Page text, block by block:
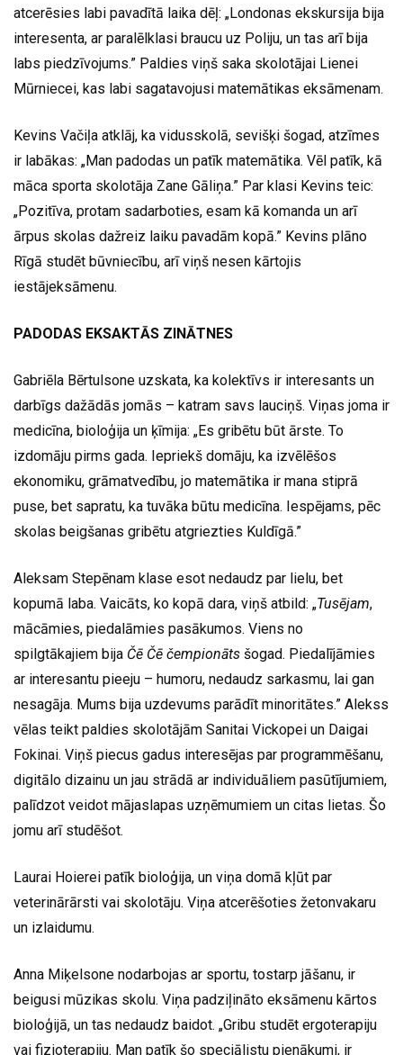
atcerēsies labi pavadītā laika dēļ: „Londonas ekskursija bija
interesenta, ar paralēlklasi braucu uz Poliju, un tas arī bija
labs piedzīvojums.” Paldies viņš saka skolotājai Lienei
Mūrniecei, kas labi sagatavojusi matemātikas eksāmenam.
Kevins Vačiļa atklāj, ka vidusskolā, sevišķi šogad, atzīmes
ir labākas: „Man padodas un patīk matemātika. Vēl patīk, kā
māca sporta skolotāja Zane Gāliņa.” Par klasi Kevins teic:
„Pozitīva, protam sadarboties, esam kā komanda un arī
ārpus skolas dažreiz laiku pavadām kopā.” Kevins plāno
Rīgā studēt būvniecību, arī viņš nesen kārtojis
iestājeksāmenu.
PADODAS EKSAKTĀS ZINĀTNES
Gabriēla Bērtulsone uzskata, ka kolektīvs ir interesants un
darbīgs dažādās jomās – katram savs lauciņš. Viņas joma ir
medicīna, bioloģija un ķīmija: „Es gribētu būt ārste. To
izdomāju pirms gada. Iepriekš domāju, ka izvēlēšos
ekonomiku, grāmatvedību, jo matemātika ir mana stiprā
puse, bet sapratu, ka tuvāka būtu medicīna. Iespējams, pēc
skolas beigšanas gribētu atgriezties Kuldīgā.”
Aleksam Stepēnam klase esot nedaudz par lielu, bet
kopumā laba. Vaicāts, ko kopā dara, viņš atbild: „Tusējam,
mācāmies, piedalāmies pasākumos. Viens no
spilgtākajiem bija Čē Čē čempionāts šogad. Piedalījāmies
ar interesantu pieeju – humoru, nedaudz sarkasmu, lai gan
nesagāja. Mums bija uzdevums parādīt minoritātes.” Alekss
vēlas teikt paldies skolotājām Sanitai Vickopei un Daigai
Fokinai. Viņš piecus gadus interesējas par programmēšanu,
digitālo dizainu un jau strādā ar individuāliem pasūtījumiem,
palīdzot veidot mājaslapas uzņēmumiem un citas lietas. Šo
jomu arī studēšot.
Laurai Hoierei patīk bioloģija, un viņa domā kļūt par
veterinārārsti vai skolotāju. Viņa atcerēšoties žetonvakaru
un izlaidumu.
Anna Miķelsone nodarbojas ar sportu, tostarp jāšanu, ir
beigusi mūzikas skolu. Viņa padziļināto eksāmenu kārtos
bioloģijā, un tas nedaudz baidot. „Gribu studēt ergoterapiju
vai fizioterapiju. Man patīk šo speciālistu pienākumi, ir